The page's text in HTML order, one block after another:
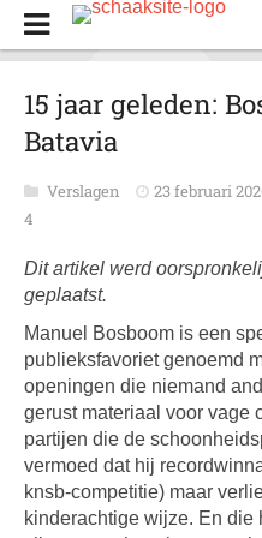
15 jaar geleden:
Batavia
Verslagen 23 februari
4
Dit artikel werd
geplaatst.
Manuel Bosboom is een
publieksfavoriet genoemd
openingen die niemand
gerust materiaal voor vage
partijen die de
vermoed dat hij
knsb-competitie) maar
kinderachtige wijze. En